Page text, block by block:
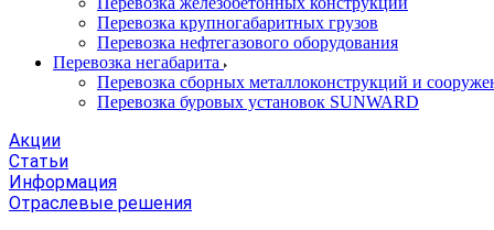
Перевозка крупногабаритных грузов
Перевозка нефтегазового оборудования
Перевозка негабарита
Перевозка сборных металлоконструкций и
Перевозка буровых установок SUNWARD
Акции
Статьи
Информация
Отраслевые решения